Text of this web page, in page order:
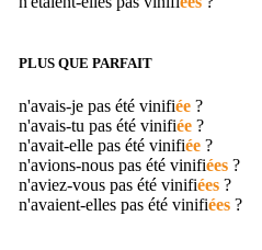
PLUS QUE PARFAIT
n'avais-je pas été vinifiée ?
n'avais-tu pas été vinifiée ?
n'avait-elle pas été vinifiée ?
n'avions-nous pas été vinifiées ?
n'aviez-vous pas été vinifiées ?
n'avaient-elles pas été vinifiées ?